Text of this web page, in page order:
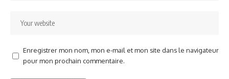
Enregistrer mon nom, mon e-mail et mon site dans le navigateur
pour mon prochain commentaire.